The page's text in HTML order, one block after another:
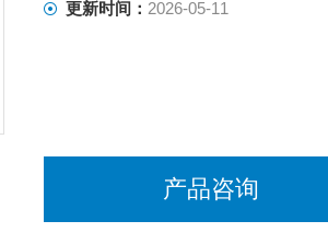
更新时间： 2026-05-11
产品咨询